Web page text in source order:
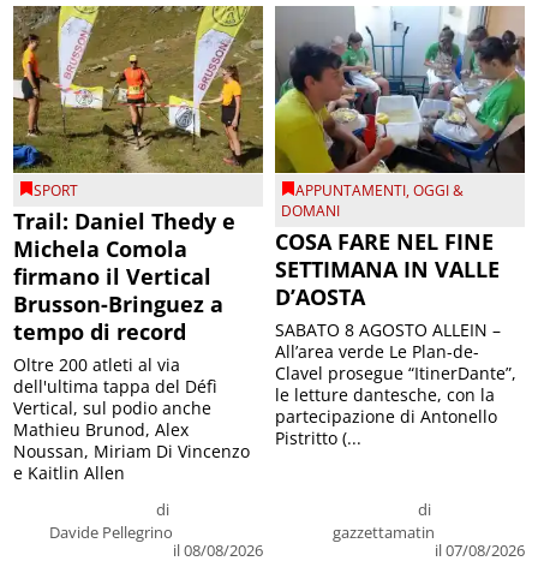
SPORT
Trail: Daniel Thedy e
Michela Comola
firmano il Vertical
Brusson-Bringuez a
tempo di record
di
Davide Pellegrino
il 08/08/2026
Oltre 200 atleti al via
dell'ultima tappa del Défì
Vertical, sul podio anche
Mathieu Brunod, Alex
Noussan, Miriam Di Vincenzo
e Kaitlin Allen
APPUNTAMENTI,OGGI &
DOMANI
COSA FARE NEL FINE
SETTIMANA IN VALLE
D’AOSTA
di
gazzettamatin
il 07/08/2026
SABATO 8 AGOSTO ALLEIN –
All’area verde Le Plan-de-
Clavel prosegue “ItinerDante”,
le letture dantesche, con la
partecipazione di Antonello
Pistritto (...